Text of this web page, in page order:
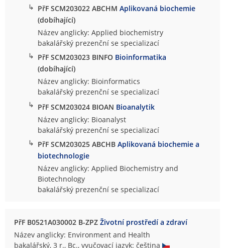
↳ PřF SCM203022 ABCHMAplikovaná biochemie
(dobíhající)
Název anglicky: Applied biochemistry
bakalářský prezenční se specializací
↳ PřF SCM203023 BINFO Bioinformatika
(dobíhající)
Název anglicky: Bioinformatics
bakalářský prezenční se specializací
↳ PřF SCM203024 BIOAN Bioanalytik
Název anglicky: Bioanalyst
bakalářský prezenční se specializací
↳ PřF SCM203025 ABCHBAplikovaná biochemie a
biotechnologie
Název anglicky: Applied Biochemistry and
Biotechnology
bakalářský prezenční se specializací
PřF B0521A030002 B-ZPZŽivotní prostředí a zdraví
Název anglicky: Environment and Health
bakalářský, 3 r., Bc., vyučovací jazyk: čeština